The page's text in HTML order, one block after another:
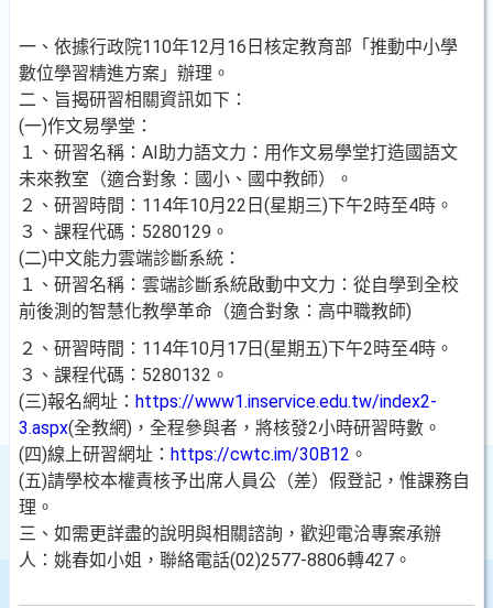
一、依據行政院110年12月16日核定教育部「推動中小學
數位學習精進方案」辦理。
二、旨揭研習相關資訊如下：
(一)作文易學堂：
１、研習名稱：AI助力語文力：用作文易學堂打造國語文
未來教室（適合對象：國小、國中教師）。
２、研習時間：114年10月22日(星期三)下午2時至4時。
３、課程代碼：5280129。
(二)中文能力雲端診斷系統：
１、研習名稱：雲端診斷系統啟動中文力：從自學到全校
前後測的智慧化教學革命（適合對象：高中職教師)
２、研習時間：114年10月17日(星期五)下午2時至4時。
３、課程代碼：5280132。
(三)報名網址： https://www1.inservice.edu.tw/index2-
3.aspx(全教網)，全程參與者，將核發2小時研習時數。
(四)線上研習網址： https://cwtc.im/30B12 。
(五)請學校本權責核予出席人員公（差）假登記，惟課務自
理。
三、如需更詳盡的說明與相關諮詢，歡迎電洽專案承辦
人：姚春如小姐，聯絡電話(02)2577-8806轉427。